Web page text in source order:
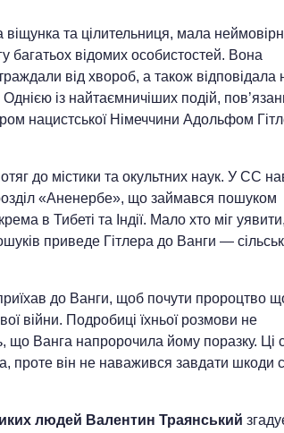
віщунка та цілительниця, мала
багатьох відомих особистостей. Вона
від хвороб, а також відповідала
із найтаємничіших подій,
нацистської Німеччини Адольфом
до містики та окультних наук. У СС
«Аненербе», що займався пошуком
в Тибеті та Індії. Мало хто міг
приведе Гітлера до Ванги —
до Ванги, щоб почути пророцтво
війни. Подробиці їхньої розмови не
що Ванга напророчила йому поразку. Ці
проте він не наважився завдати шкоди
людей Валентин Траянський